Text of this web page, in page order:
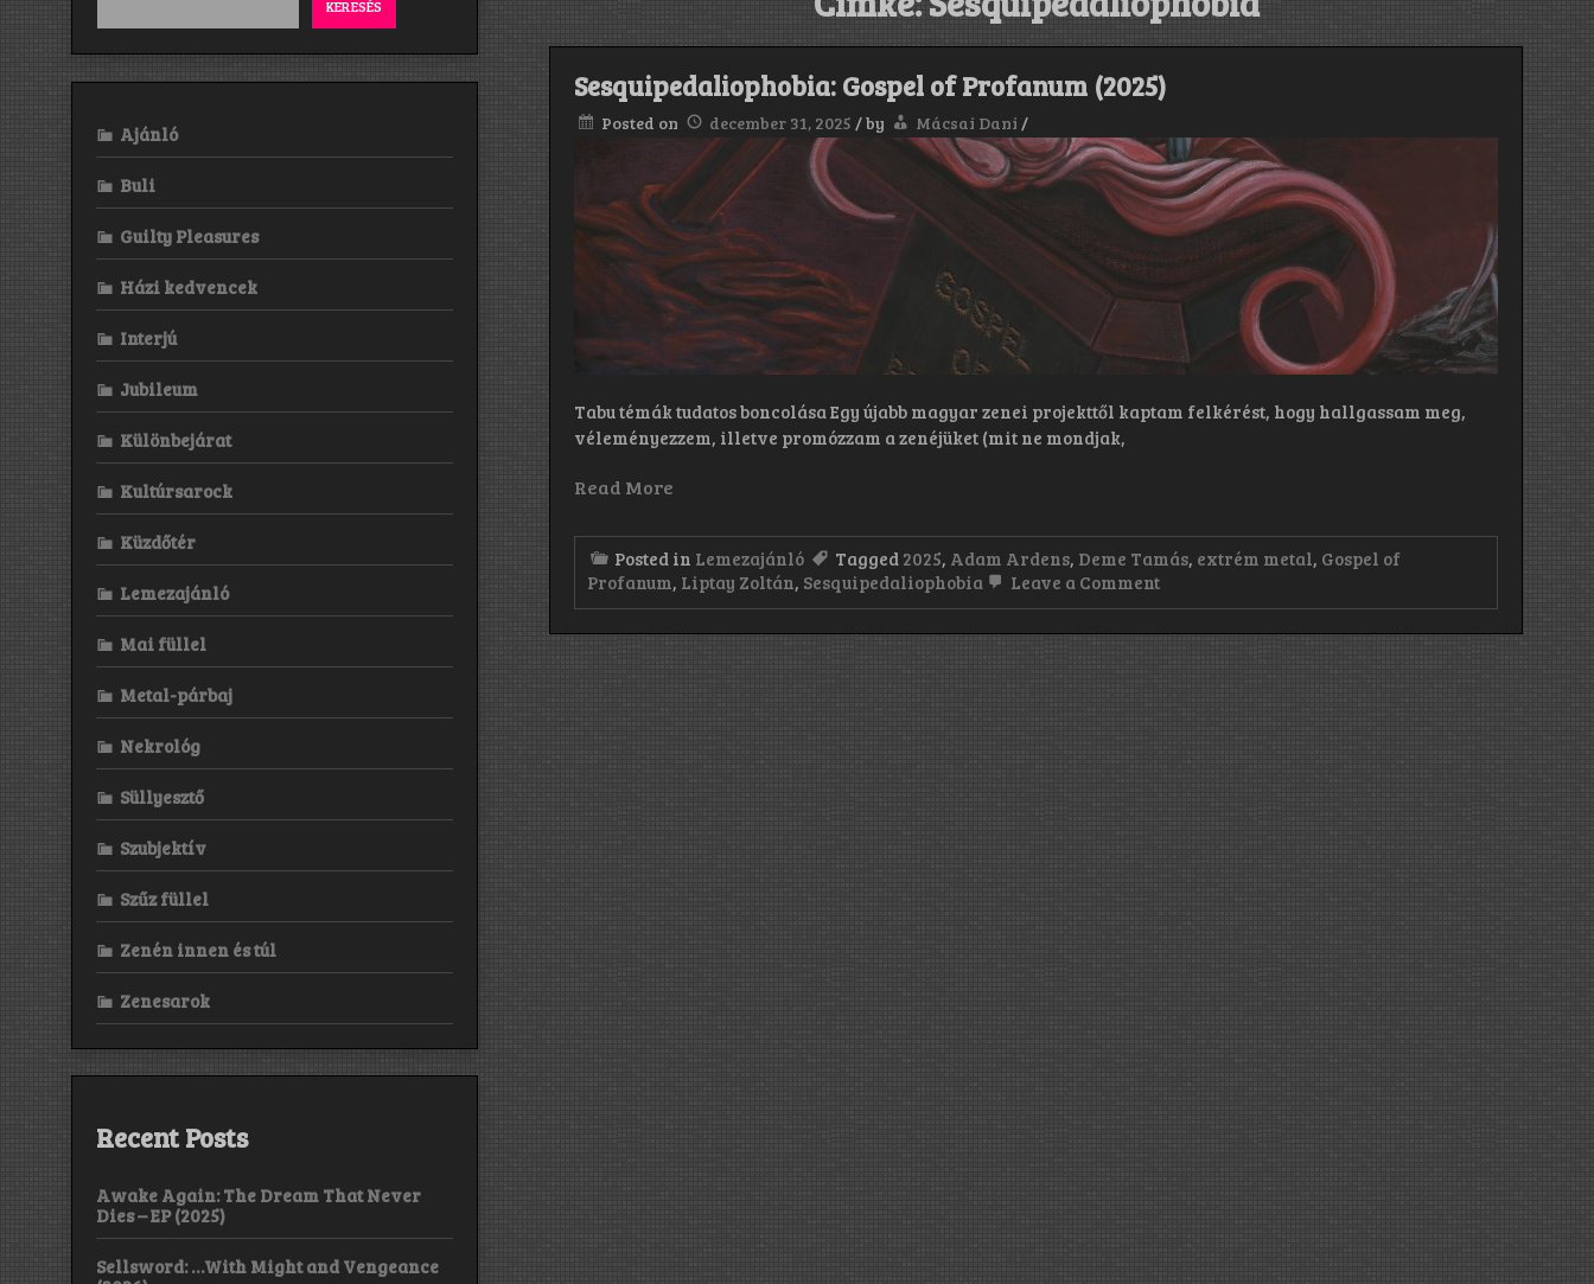
Sesquipedaliophobia: Gospel of Profanum (2025)
Posted on december 31, 2025 /by Mácsai Dani /
Tabu témák tudatos boncolása Egy újabb magyar zenei projekttől kaptam felkérést, hogy hallgassam meg,
véleményezzem, illetve promózzam a zenéjüket (mit ne mondjak,
Read More
Posted in Lemezajánló Tagged 2025, Adam Ardens, Deme Tamás, extrém metal, Gospel of
Profanum, Liptay Zoltán, Sesquipedaliophobia Leave a Commenton
of
KERESÉS
Ajánló
Buli
Guilty Pleasures
Házi kedvencek
Interjú
Jubileum
Különbejárat
Kultúrsarock
Küzdőtér
Lemezajánló
Mai füllel
Metal-párbaj
Nekrológ
Süllyesztő
Szubjektív
Szűz füllel
Zenén innen és túl
Zenesarok
Recent Posts
Awake Again: The Dream That Never
Dies – EP (2025)
Sellsword: …With Might and Vengeance